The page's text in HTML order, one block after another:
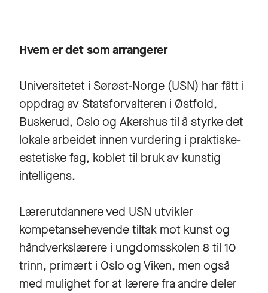
Hvem er det som arrangerer
Universitetet i Sørøst-Norge (USN) har fått i
oppdrag av Statsforvalteren i Østfold,
Buskerud, Oslo og Akershus til å styrke det
lokale arbeidet innen vurdering i praktiske-
estetiske fag, koblet til bruk av kunstig
intelligens.
Lærerutdannere ved USN utvikler
kompetansehevende tiltak mot kunst og
håndverkslærere i ungdomsskolen 8 til 10
trinn, primært i Oslo og Viken, men også
med mulighet for at lærere fra andre deler